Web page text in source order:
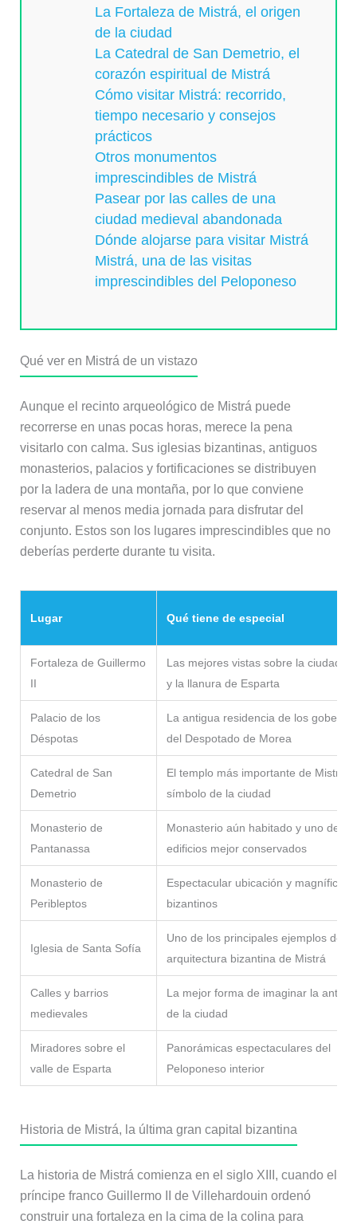
La Fortaleza de Mistrá, el origen
de la ciudad
La Catedral de San Demetrio, el
corazón espiritual de Mistrá
Cómo visitar Mistrá: recorrido,
tiempo necesario y consejos
prácticos
Otros monumentos
imprescindibles de Mistrá
Pasear por las calles de una
ciudad medieval abandonada
Dónde alojarse para visitar Mistrá
Mistrá, una de las visitas
imprescindibles del Peloponeso
Qué ver en Mistrá de un vistazo
Aunque el recinto arqueológico de Mistrá puede
recorrerse en unas pocas horas, merece la pena
visitarlo con calma. Sus iglesias bizantinas, antiguos
monasterios, palacios y fortificaciones se distribuyen
por la ladera de una montaña, por lo que conviene
reservar al menos media jornada para disfrutar del
conjunto. Estos son los lugares imprescindibles que no
deberías perderte durante tu visita.
Lugar Qué tiene de especial
Fortaleza de Guillermo
II
Las mejores vistas sobre la ciudad
y la llanura de Esparta
Palacio de los
Déspotas
La antigua residencia de los
del Despotado de Morea
Catedral de San
Demetrio
El templo más importante de Mistrá y
símbolo de la ciudad
Monasterio de
Pantanassa
Monasterio aún habitado y uno de los
edificios mejor conservados
Monasterio de
Peribleptos
Espectacular ubicación y magníficos
bizantinos
Iglesia de Santa Sofía
Uno de los principales ejemplos de
arquitectura bizantina de Mistrá
Calles y barrios
medievales
La mejor forma de imaginar la
de la ciudad
Miradores sobre el
valle de Esparta
Panorámicas espectaculares del
Peloponeso interior
Historia de Mistrá, la última gran capital bizantina
La historia de Mistrá comienza en el siglo XIII, cuando el
príncipe franco Guillermo II de Villehardouin ordenó
construir una fortaleza en la cima de la colina para